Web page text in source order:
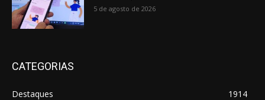
5 de agosto de 2026
CATEGORIAS
Destaques
1914